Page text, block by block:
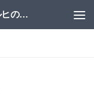
すてらーしぇる｜東方PROJECTとハルヒの二次創作サイト